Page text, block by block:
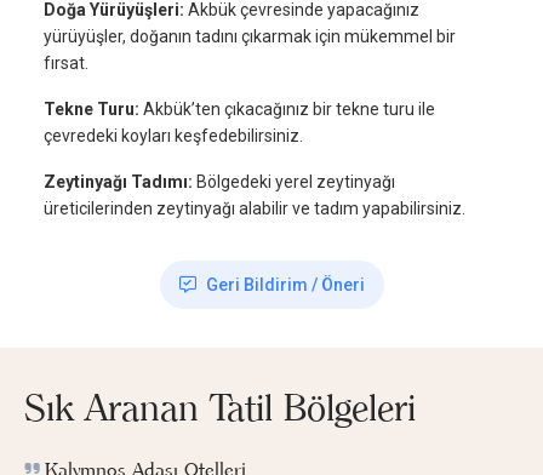
Doğa Yürüyüşleri: Akbük çevresinde yapacağınız
yürüyüşler, doğanın tadını çıkarmak için mükemmel bir
fırsat.
Tekne Turu: Akbük’ten çıkacağınız bir tekne turu ile
çevredeki koyları keşfedebilirsiniz.
Zeytinyağı Tadımı: Bölgedeki yerel zeytinyağı
üreticilerinden zeytinyağı alabilir ve tadım yapabilirsiniz.
Geri Bildirim / Öneri
Sık Aranan Tatil Bölgeleri
Kalymnos Adası Otelleri